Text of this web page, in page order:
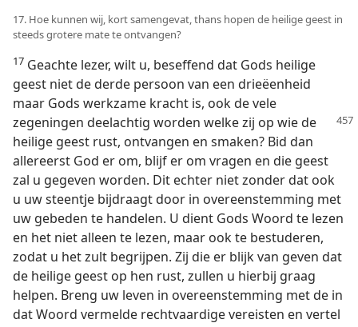
17. Hoe kunnen wij, kort samengevat, thans hopen de heilige geest in
steeds grotere mate te ontvangen?
17 Geachte lezer, wilt u, beseffend dat Gods heilige
geest niet de derde persoon van een drieëenheid
maar Gods werkzame kracht is, ook de vele
zegeningen deelachtig worden welke zij op wie de
heilige geest rust, ontvangen en smaken? Bid dan
allereerst God er om, blijf er om vragen en die geest
zal u gegeven worden. Dit echter niet zonder dat ook
u uw steentje bijdraagt door in overeenstemming met
uw gebeden te handelen. U dient Gods Woord te lezen
en het niet alleen te lezen, maar ook te bestuderen,
zodat u het zult begrijpen. Zij die er blijk van geven dat
de heilige geest op hen rust, zullen u hierbij graag
helpen. Breng uw leven in overeenstemming met de in
dat Woord vermelde rechtvaardige vereisten en vertel